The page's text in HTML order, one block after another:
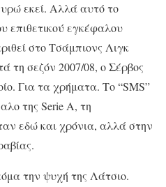
εκεί. Αλλά αυτό το
επιθετικού εγκέφαλου
στο Τσάμπιονς Λιγκ
τη σεζόν 2007/08, ο Σέρβος
Για τα χρήματα. Το “SMS”
της Serie A, τη
εδώ και χρόνια, αλλά στην
την ψυχή της Λάτσιο.